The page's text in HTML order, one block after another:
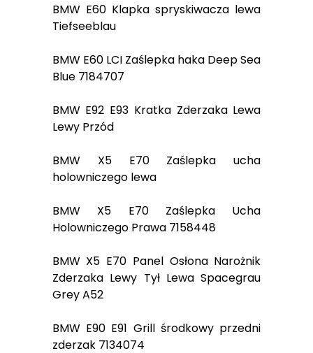
BMW E60 Klapka spryskiwacza lewa
Tiefseeblau
BMW E60 LCI Zaślepka haka Deep Sea
Blue 7184707
BMW E92 E93 Kratka Zderzaka Lewa
Lewy Przód
BMW X5 E70 Zaślepka ucha
holowniczego lewa
BMW X5 E70 Zaślepka Ucha
Holowniczego Prawa 7158448
BMW X5 E70 Panel Osłona Narożnik
Zderzaka Lewy Tył Lewa Spacegrau
Grey A52
BMW E90 E91 Grill środkowy przedni
zderzak 7134074